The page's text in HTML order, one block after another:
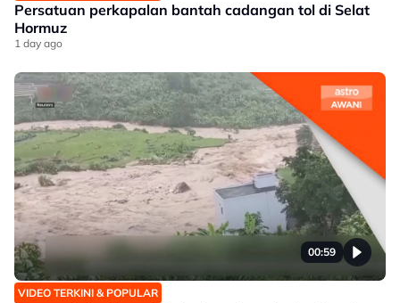
Persatuan perkapalan bantah cadangan tol di Selat
Hormuz
1 day ago
00:59
VIDEO TERKINI & POPULAR